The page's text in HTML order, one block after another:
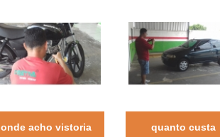
onde acho vistoria
quanto custa